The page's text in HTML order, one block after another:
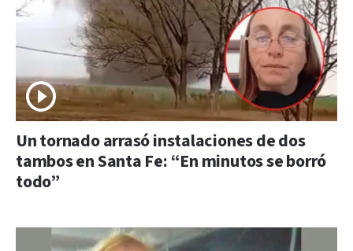
Un tornado arrasó instalaciones de dos
tambos en Santa Fe: “En minutos se borró
todo”